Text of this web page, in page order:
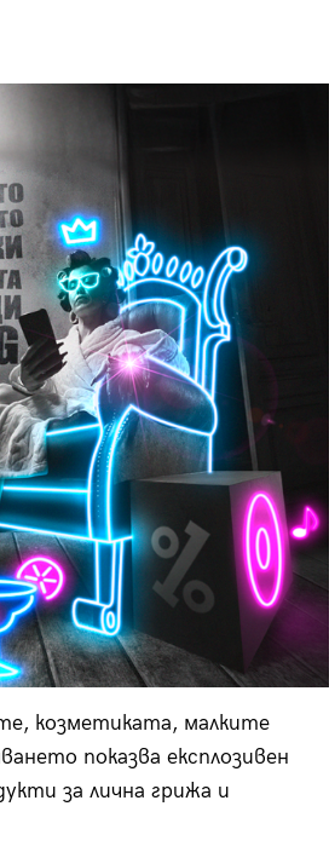
козметиката, малките
показва експлозивен
за лична грижа и